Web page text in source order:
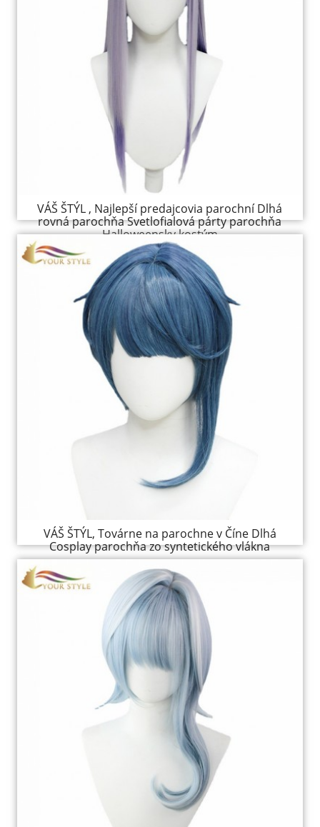
VÁŠ ŠTÝL , Najlepší predajcovia parochní Dlhá
rovná parochňa Svetlofialová párty parochňa
Halloweensky kostým
VÁŠ ŠTÝL, Továrne na parochne v Číne Dlhá
Cosplay parochňa zo syntetického vlákna